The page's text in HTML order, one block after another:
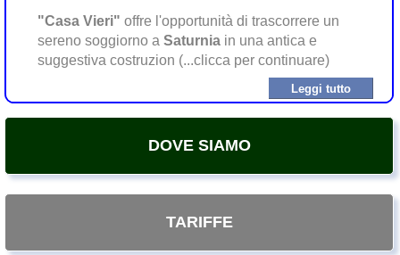
"Casa Vieri" offre l'opportunità di trascorrere un
sereno soggiorno a Saturnia in una antica e
suggestiva costruzion (...clicca per continuare)
Leggi tutto
DOVE SIAMO
TARIFFE